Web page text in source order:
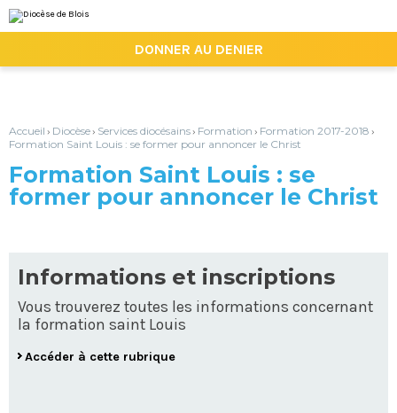
au
contenu.
la
personnels
DONNER AU DENIER
Accueil › Diocèse› Services diocésains› Formation › Formation 2017-2018 ›
Formation Saint Louis : se former pour annoncer le Christ
Formation Saint Louis : se
former pour annoncer le Christ
Informations et inscriptions
Vous trouverez toutes les informations concernant
la formation saint Louis
Accéder à cette rubrique